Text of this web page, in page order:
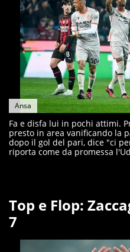
Ansa
Fa e disfa lui in pochi attimi.
presto in area vanificando la
dopo il gol del pari, dice "ci
riporta come da promessa
Top e Flop:
7